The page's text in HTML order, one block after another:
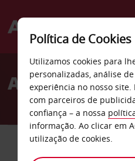
Welcome
AvisAluguer de
CARRO
Política de Cookies
Utilizamos cookies para
personalizadas, análise
experiência no nosso site.
com parceiros de
confiança – a nossa
informação. Ao clicar em
utilização de cookies.